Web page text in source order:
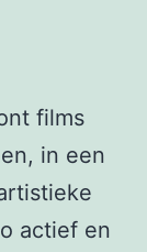
films
in een
actief en